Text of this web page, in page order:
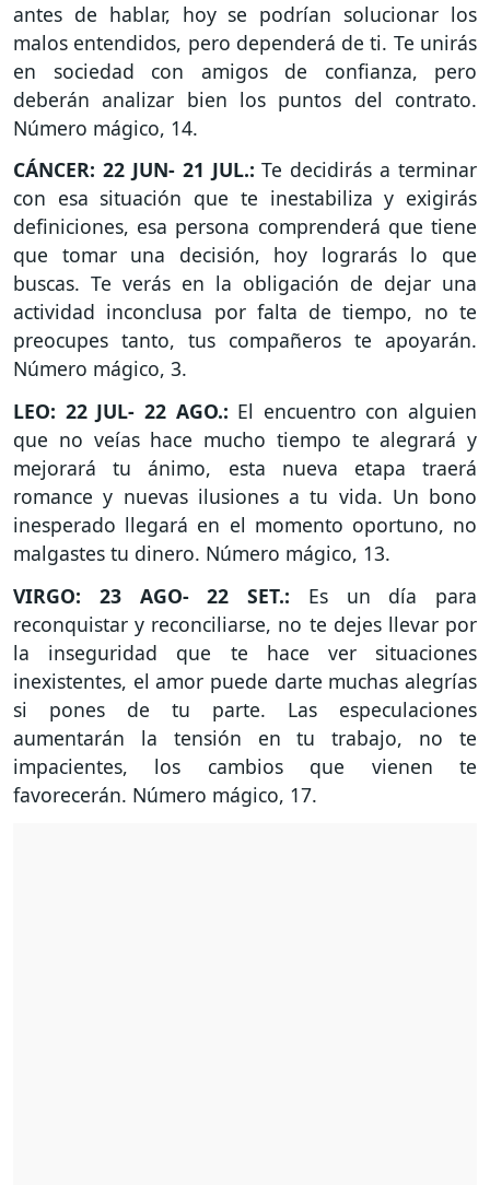
antes de hablar, hoy se podrían solucionar los
malos entendidos, pero dependerá de ti. Te unirás
en sociedad con amigos de confianza, pero
deberán analizar bien los puntos del contrato.
Número mágico, 14.
CÁNCER: 22 JUN- 21 JUL.: Te decidirás a terminar
con esa situación que te inestabiliza y exigirás
definiciones, esa persona comprenderá que tiene
que tomar una decisión, hoy lograrás lo que
buscas. Te verás en la obligación de dejar una
actividad inconclusa por falta de tiempo, no te
preocupes tanto, tus compañeros te apoyarán.
Número mágico, 3.
LEO: 22 JUL- 22 AGO.: El encuentro con alguien
que no veías hace mucho tiempo te alegrará y
mejorará tu ánimo, esta nueva etapa traerá
romance y nuevas ilusiones a tu vida. Un bono
inesperado llegará en el momento oportuno, no
malgastes tu dinero. Número mágico, 13.
VIRGO: 23 AGO- 22 SET.: Es un día para
reconquistar y reconciliarse, no te dejes llevar por
la inseguridad que te hace ver situaciones
inexistentes, el amor puede darte muchas alegrías
si pones de tu parte. Las especulaciones
aumentarán la tensión en tu trabajo, no te
impacientes, los cambios que vienen te
favorecerán. Número mágico, 17.